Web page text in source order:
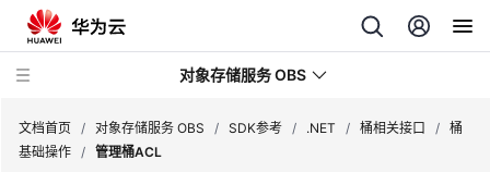
对象存储服务 OBS
文档首页 / 对象存储服务 OBS / SDK参考 / .NET / 桶相关接口 / 桶
基础操作 / 管理桶ACL